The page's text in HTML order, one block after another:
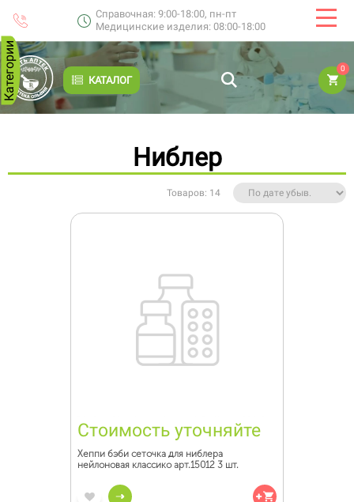
Справочная: 9:00-18:00, пн-пт
Медицинские изделия: 08:00-18:00
КАТАЛОГ
0
Категории
Ниблер
Товаров: 14
Стоимость уточняйте
Хеппи бэби сеточка для ниблера
нейлоновая классико арт.15012 3 шт.